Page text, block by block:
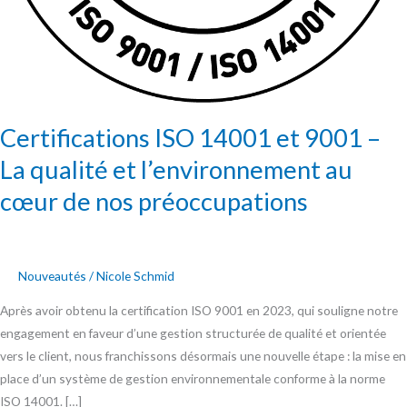
Certifications ISO 14001 et 9001 –
La qualité et l’environnement au
cœur de nos préoccupations
Nouveautés /Nicole Schmid
Après avoir obtenu la certification ISO 9001 en 2023, qui souligne notre
engagement en faveur d’une gestion structurée de qualité et orientée
vers le client, nous franchissons désormais une nouvelle étape : la mise en
place d’un système de gestion environnementale conforme à la norme
ISO 14001. […]
préoccupations